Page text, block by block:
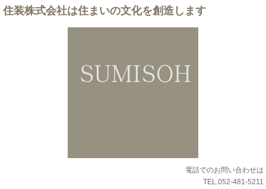
住装株式会社は住まいの文化を創造します
電話でのお問い合わせは
TEL.052-481-5211